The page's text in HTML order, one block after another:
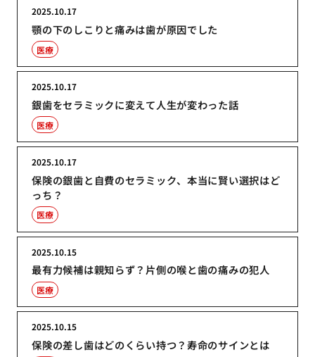
顎の下のしこりと痛みは歯が原因でした
2025.10.17
医療
銀歯をセラミックに変えて人生が変わった話
2025.10.17
医療
保険の銀歯と自費のセラミック、本当に賢い選択はど
っち？
2025.10.17
医療
最有力候補は親知らず？片側の喉と歯の痛みの犯人
2025.10.15
医療
保険の差し歯はどのくらい持つ？寿命のサインとは
2025.10.15